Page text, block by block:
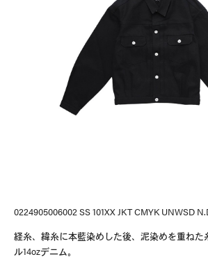
0224905006002 SS 101XX JKT CMYK UNWSD
経糸、緯糸に本藍染めした後、泥染めを重ねた
ル14ozデニム。